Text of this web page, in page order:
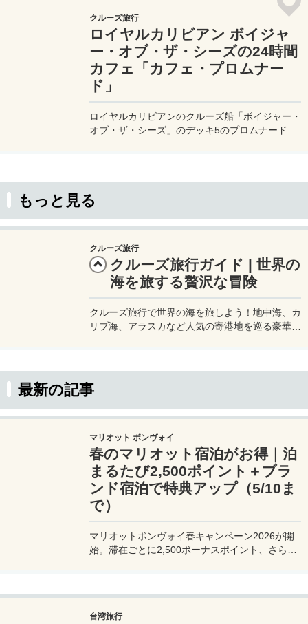
ペースのビュッフェレストランなので、クルーズ
中の利用頻度も高いレストランとなる。
クルーズ旅行
ロイヤルカリビアン ボイジャ
ー・オブ・ザ・シーズの24時間
カフェ「カフェ・プロムナー
ド」
ロイヤルカリビアンのクルーズ船「ボイジャー・
オブ・ザ・シーズ」のデッキ5のプロムナードに
なる場所のひとつでもある。
もっと見る
クルーズ旅行
クルーズ旅行ガイド | 世界の
海を旅する贅沢な冒険
クルーズ旅行で世界の海を旅しよう！地中海、カ
リブ海、アラスカなど人気の寄港地を巡る豪華な
最新の記事
マリオット ボンヴォイ
春のマリオット宿泊がお得｜泊
まるたび2,500ポイント＋ブラ
ンド宿泊で特典アップ（5/10ま
で）
マリオットボンヴォイ春キャンペーン2026が開
始。滞在ごとに2,500ボーナスポイント、さらに
台湾旅行